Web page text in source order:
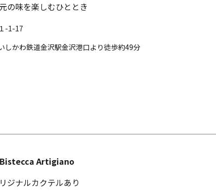
の味を楽しむひととき
-1-17
しかわ鉄道金沢駅金沢港口より徒歩約49分
Bistecca Artigiano
ジナルカクテルあり